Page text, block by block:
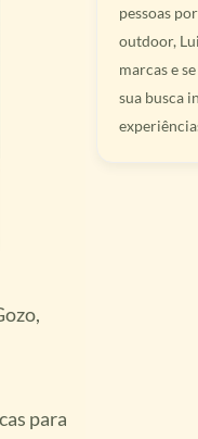
para
pessoas
outdoor,
marcas e
sua busca